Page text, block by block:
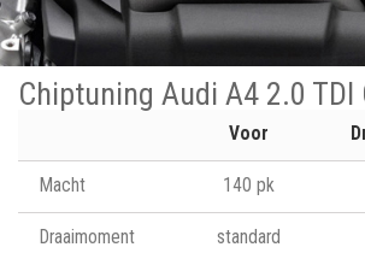
Chiptuning Audi A4 2.0 TDI
Voor
Macht 140 pk
Draaimoment standard